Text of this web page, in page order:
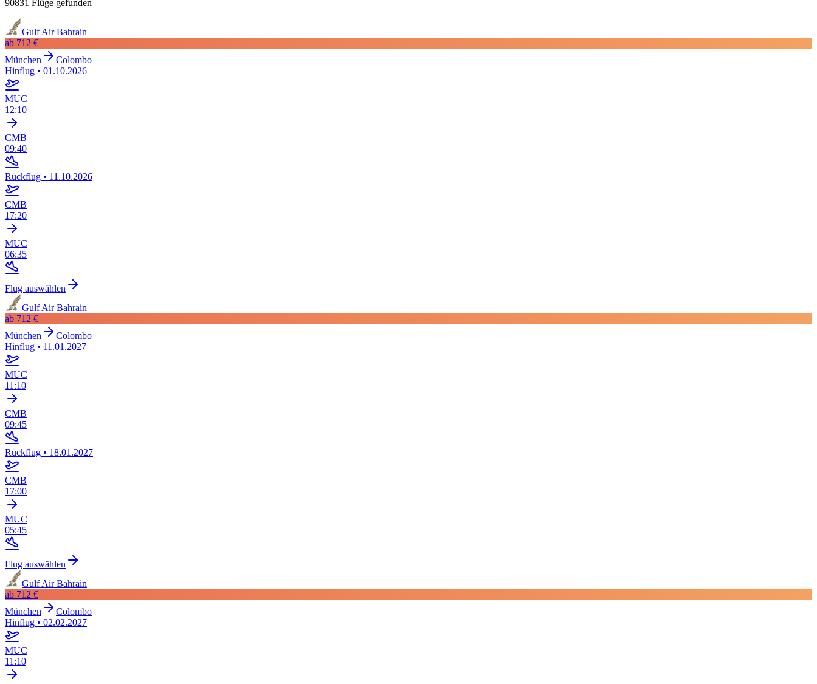
90831 Flüge gefunden
Gulf Air Bahrain
ab 712 €
München
Colombo
Hinflug • 01.10.2026
MUC
12:10
CMB
09:40
Rückflug • 11.10.2026
CMB
17:20
MUC
06:35
Flug auswählen
Gulf Air Bahrain
ab 712 €
München
Colombo
Hinflug • 11.01.2027
MUC
11:10
CMB
09:45
Rückflug • 18.01.2027
CMB
17:00
MUC
05:45
Flug auswählen
Gulf Air Bahrain
ab 712 €
München
Colombo
Hinflug • 02.02.2027
MUC
11:10